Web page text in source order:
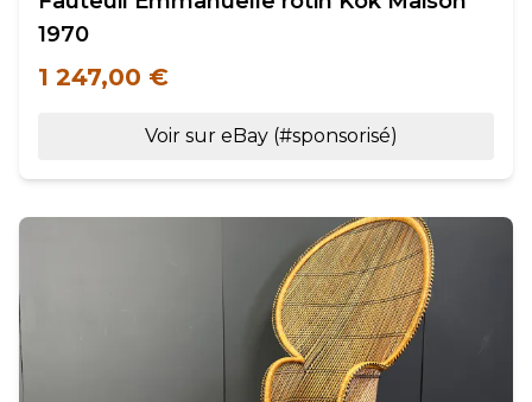
1970
1 247,00 €
Voir sur eBay (#sponsorisé)